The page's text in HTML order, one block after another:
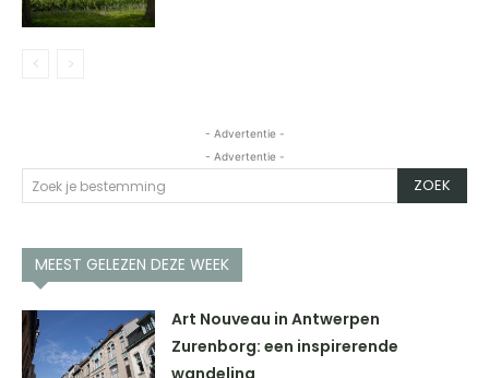
- Advertentie -
- Advertentie -
Zoek je bestemming ZOEK
MEEST GELEZEN DEZE WEEK
Art Nouveau in Antwerpen
Zurenborg: een inspirerende